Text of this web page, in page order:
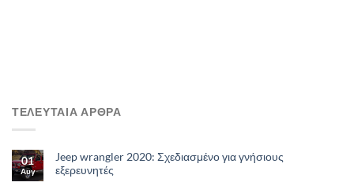
ΤΕΛΕΥΤΑΙΑ ΑΡΘΡΑ
01
Αυγ
Jeep wrangler 2020: Σχεδιασμένο για γνήσιους
εξερευνητές